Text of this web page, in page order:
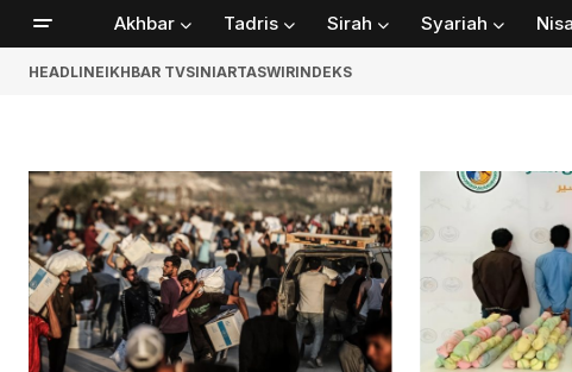
Akhbar Tadris Sirah Syariah Nisa
HEADLINEIKHBAR TVSINIARTASWIRINDEKS